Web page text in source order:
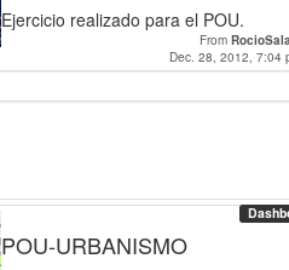
Ejercicio realizado para el POU.
From
Dec. 28, 2012, 7:04
POU-URBANISMO